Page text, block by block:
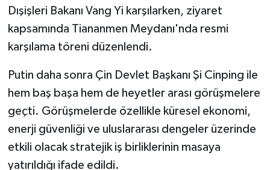
Dışişleri Bakanı Vang Yi karşılarken, ziyaret
kapsamında Tiananmen Meydanı'nda resmi
karşılama töreni düzenlendi.
Putin daha sonra Çin Devlet Başkanı Şi Cinping ile
hem baş başa hem de heyetler arası görüşmelere
geçti. Görüşmelerde özellikle küresel ekonomi,
enerji güvenliği ve uluslararası dengeler üzerinde
etkili olacak stratejik iş birliklerinin masaya
yatırıldığı ifade edildi.